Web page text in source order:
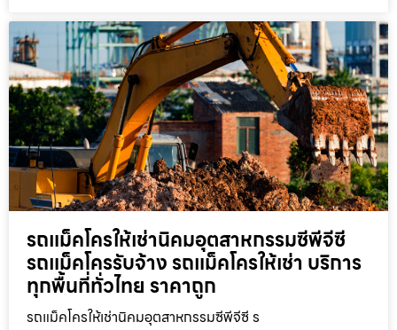
รถแม็คโครให้เช่านิคมอุตสาหกรรมซีพีจีซี
รถแม็คโครรับจ้าง รถแม็คโครให้เช่า บริการ
ทุกพื้นที่ทั่วไทย ราคาถูก
รถแม็คโครให้เช่านิคมอุตสาหกรรมซีพีจีซี ร